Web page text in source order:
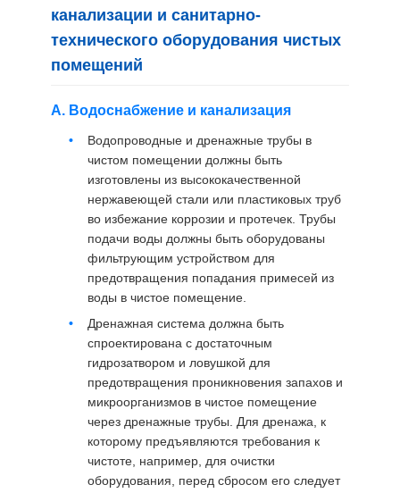
канализации и санитарно-
технического оборудования чистых
помещений
А. Водоснабжение и канализация
Водопроводные и дренажные трубы в
чистом помещении должны быть
изготовлены из высококачественной
нержавеющей стали или пластиковых труб
во избежание коррозии и протечек. Трубы
подачи воды должны быть оборудованы
фильтрующим устройством для
предотвращения попадания примесей из
воды в чистое помещение.
Дренажная система должна быть
спроектирована с достаточным
гидрозатвором и ловушкой для
предотвращения проникновения запахов и
микроорганизмов в чистое помещение
через дренажные трубы. Для дренажа, к
которому предъявляются требования к
чистоте, например, для очистки
оборудования, перед сбросом его следует